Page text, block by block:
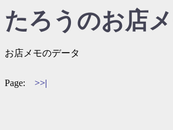
たろうのお店
お店メモのデータ
Page: >>|